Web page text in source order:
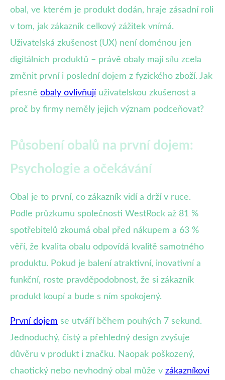
obal, ve kterém je produkt dodán, hraje zásadní roli
v tom, jak zákazník celkový zážitek vnímá.
Uživatelská zkušenost (UX) není doménou jen
digitálních produktů – právě obaly mají sílu zcela
změnit první i poslední dojem z fyzického zboží. Jak
přesně obaly ovlivňují uživatelskou zkušenost a
proč by firmy neměly jejich význam podceňovat?
Působení obalů na první dojem:
Psychologie a očekávání
Obal je to první, co zákazník vidí a drží v ruce.
Podle průzkumu společnosti WestRock až 81 %
spotřebitelů zkoumá obal před nákupem a 63 %
věří, že kvalita obalu odpovídá kvalitě samotného
produktu. Pokud je balení atraktivní, inovativní a
funkční, roste pravděpodobnost, že si zákazník
produkt koupí a bude s ním spokojený.
První dojem se utváří během pouhých 7 sekund.
Jednoduchý, čistý a přehledný design zvyšuje
důvěru v produkt i značku. Naopak poškozený,
chaotický nebo nevhodný obal může v zákazníkovi